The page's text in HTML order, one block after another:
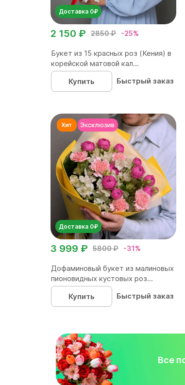
Доставка 0₽
2850 ₽ -25%
2 150 ₽
Букет из 15 красных роз (Кения) в
корейской матовой кал...
Купить
Быстрый заказ
Доставка 0₽
5800 ₽ -31%
3 999 ₽
Дофаминовый букет из малиновых
пионовидных кустовых роз...
Купить
Быстрый заказ
Все